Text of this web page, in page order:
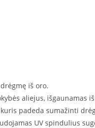
iš oro.
aliejus, išgaunamas
padeda sumažinti
UV spindulius